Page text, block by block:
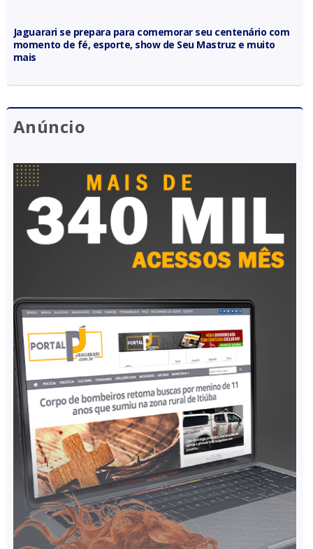
Jaguarari se prepara para comemorar seu centenário com
momento de fé, esporte, show de Seu Mastruz e muito
mais
Anúncio